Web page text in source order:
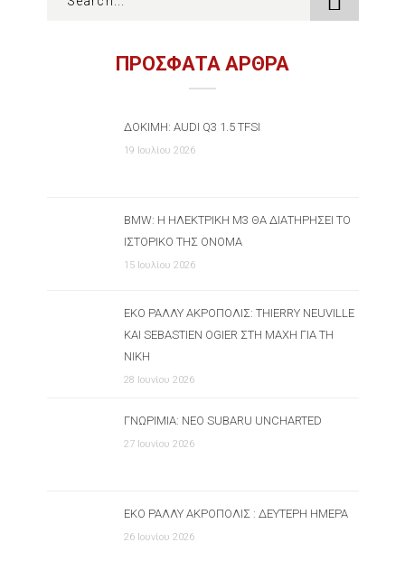
ΠΡΟΣΦΑΤΑ ΑΡΘΡΑ
ΔΟΚΙΜΉ: AUDI Q3 1.5 TFSI
19 Ιουλίου 2026
BMW: Η ΗΛΕΚΤΡΙΚΉ M3 ΘΑ ΔΙΑΤΗΡΉΣΕΙ ΤΟ
ΙΣΤΟΡΙΚΌ ΤΗΣ ΌΝΟΜΑ
15 Ιουλίου 2026
ΕΚΟ ΡΆΛΛΥ ΑΚΡΌΠΟΛΙΣ: THIERRY NEUVILLE
ΚΑΙ SEBASTIEN OGIER ΣΤΗ ΜΆΧΗ ΓΙΑ ΤΗ
ΝΊΚΗ
28 Ιουνίου 2026
ΓΝΩΡΙΜΊΑ: ΝΈΟ SUBARU UNCHARTED
27 Ιουνίου 2026
ΕΚΟ ΡΆΛΛΥ ΑΚΡΌΠΟΛΙΣ : ΔΕΎΤΕΡΗ ΗΜΈΡΑ
26 Ιουνίου 2026